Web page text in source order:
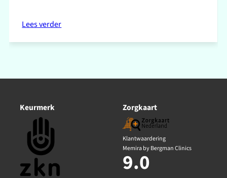
Lees verder
Keurmerk Zorgkaart
Klantwaardering
Memira by Bergman Clinics
9.0